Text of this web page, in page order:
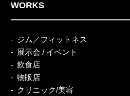
WORKS
ジム／フィットネス
展示会 / イベント
飲食店
物販店
クリニック/美容